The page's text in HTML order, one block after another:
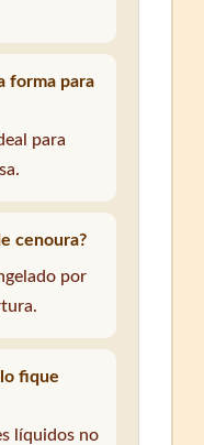
forma para
para
cenoura?
por
fique
líquidos no